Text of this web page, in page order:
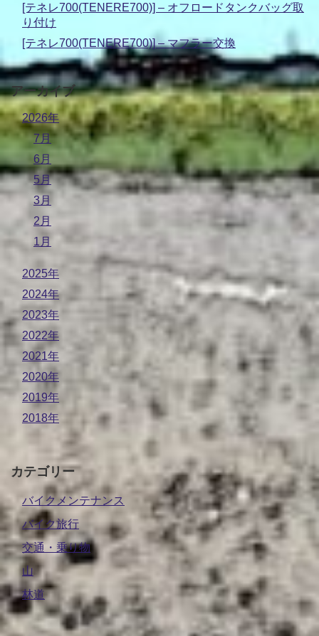
[テネレ700(TENERE700)] – オフロードタンクバッグ取
り付け
[テネレ700(TENERE700)] – マフラー交換
アーカイブ
2026年
7月
6月
5月
3月
2月
1月
2025年
2024年
2023年
2022年
2021年
2020年
2019年
2018年
カテゴリー
バイクメンテナンス
バイク旅行
交通・乗り物
山
林道